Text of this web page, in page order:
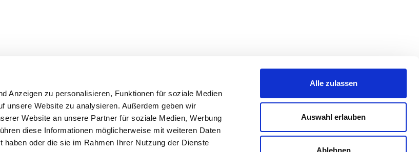
Anzeigen zu personalisieren, Funktionen für soziale Medien
unsere Website zu analysieren. Außerdem geben wir
Website an unsere Partner für soziale Medien, Werbung
diese Informationen möglicherweise mit weiteren Daten
oder die sie im Rahmen Ihrer Nutzung der Dienste
Alle zulassen
Auswahl erlauben
Ablehnen